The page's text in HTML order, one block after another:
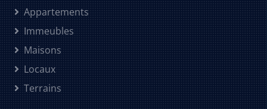
Appartements
Immeubles
Maisons
Locaux
Terrains